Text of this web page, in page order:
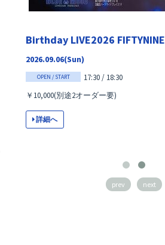
Birthday LIVE2026 FIFTYNINE
2026.09.06(Sun)
OPEN / START
17:30 / 18:30
￥10,000(別途2オーダー要)
詳細へ
prev next